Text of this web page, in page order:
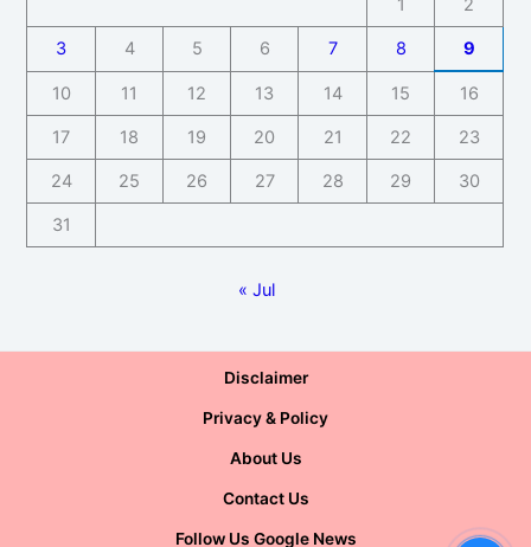
1 2
3 4 5 6 7 8 9
10 11 12 13 14 15 16
17 18 19 20 21 22 23
24 25 26 27 28 29 30
31
« Jul
Disclaimer
Privacy & Policy
About Us
Contact Us
Follow Us Google News